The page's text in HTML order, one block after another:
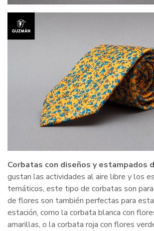
Corbatas con diseños y estampados
gustan las actividades al aire libre y los
temáticos, este tipo de corbatas son
de flores son también perfectas para
estación, como la corbata blanca con
amarillas, o la corbata roja con flores